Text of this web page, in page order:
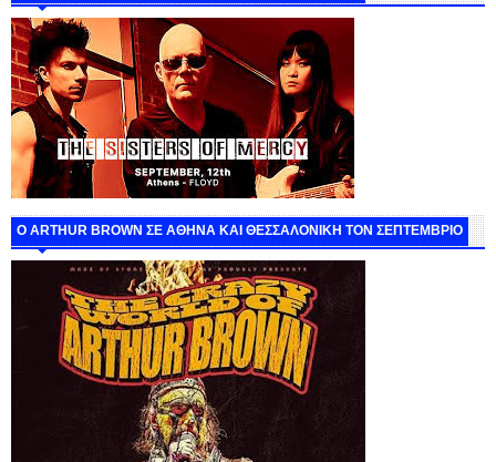
O ARTHUR BROWN ΣΕ ΑΘΗΝΑ ΚΑΙ ΘΕΣΣΑΛΟΝΙΚΗ ΤΟΝ ΣΕΠΤΕΜΒΡΙΟ